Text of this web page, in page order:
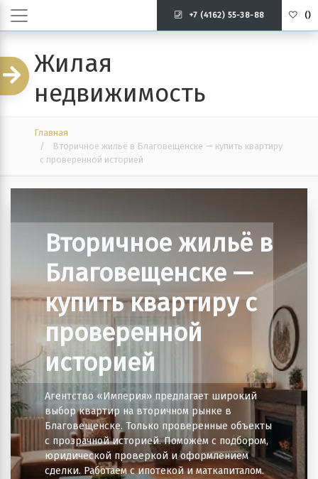
+7 (4162) 55-38-88 ()
Жилая
недвижимость
Главная
Вторичное жильё в Благовещенске — купить квартиру
с проверенной историей
Вторичное жильё в
Благовещенске —
купить квартиру с
проверенной
историей
Агентство «Империя» предлагает широкий
выбор квартир на вторичном рынке в
Благовещенске. Только проверенные объекты
с прозрачной историей. Поможем с подбором,
юридической проверкой и оформлением
сделки. Работаем с ипотекой и маткапиталом.